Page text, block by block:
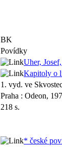
BK
Povídky
Uher,
Kapitoly o
1. vyd. ve
Praha : Odeon,
218 s.
* české